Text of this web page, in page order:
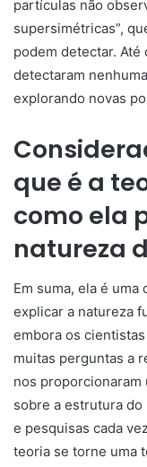
partículas não
supersimétricas”,
podem detectar.
detectaram
explorando novas
que é a
como ela
natureza
Em suma, ela é
explicar a natureza
embora os
muitas perguntas a
nos proporcionaram
sobre a estrutura
e pesquisas cada
teoria se torne uma